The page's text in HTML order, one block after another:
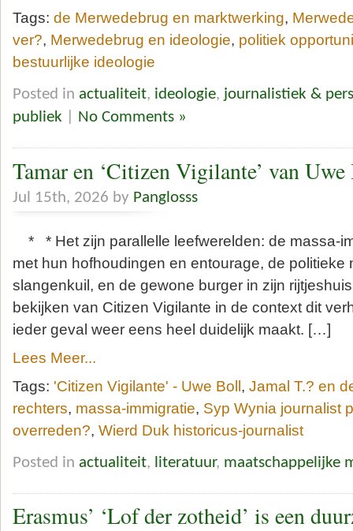
Tags: de Merwedebrug en marktwerking,
ver?, Merwedebrug en ideologie, politiek
bestuurlijke ideologie
Posted in actualiteit, ideologie, journalistiek & pers
publiek
No Comments »
Tamar en ‘Citizen Vigilante’ van
Jul 15th, 2026 by Panglosss
* * Het zijn parallelle leefwerelden: de massa-
met hun hofhoudingen en entourage, de politieke
slangenkuil, en de gewone burger in zijn
bekijken van Citizen Vigilante in de context dit
ieder geval weer eens heel duidelijk maakt. […]
Lees Meer...
Tags: 'Citizen Vigilante' - Uwe Boll, Jamal T.? en
rechters, massa-immigratie, Syp Wynia journalist
overreden?, Wierd Duk historicus-journalist
Posted in actualiteit, literatuur, maatschappelijke
Erasmus’ ‘Lof der zotheid’ is een